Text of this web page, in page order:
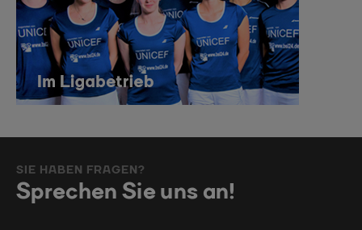
SIE HABEN FRAGEN?
Sprechen Sie uns an!